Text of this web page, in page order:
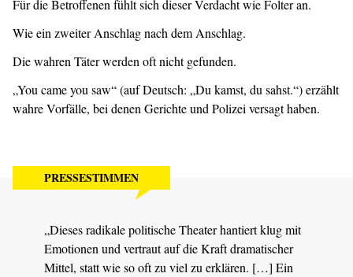
Für die Betroffenen fühlt sich dieser Verdacht wie Folter an.
Wie ein zweiter Anschlag nach dem Anschlag.
Die wahren Täter werden oft nicht gefunden.
„You came you saw“ (auf Deutsch: „Du kamst, du sahst.“) erzählt
wahre Vorfälle, bei denen Gerichte und Polizei versagt haben.
PRESSESTIMMEN
„Dieses radikale politische Theater hantiert klug mit
Emotionen und vertraut auf die Kraft dramatischer
Mittel, statt wie so oft zu viel zu erklären. […] Ein